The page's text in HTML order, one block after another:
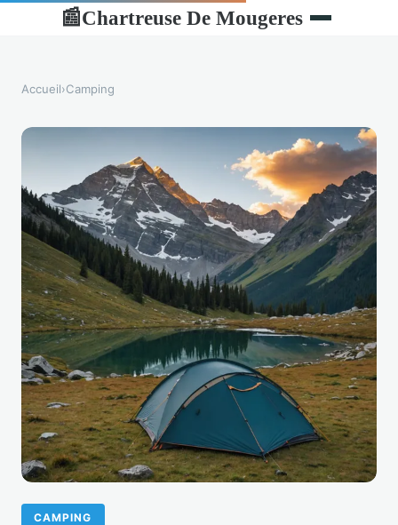
📰Chartreuse De Mougeres
Accueil›Camping
CAMPING